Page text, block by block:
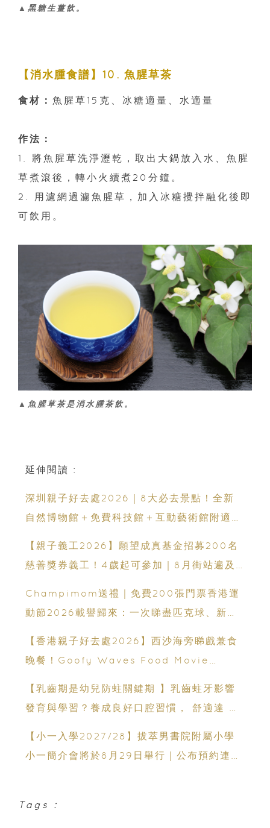
▲黑糖生薑飲。
【消水腫食譜】10. 魚腥草茶
食材： 魚腥草15克、冰糖適量、水適量
作法：
1. 將魚腥草洗淨瀝乾，取出大鍋放入水、魚腥
草煮滾後，轉小火續煮20分鐘。
2. 用濾網過濾魚腥草，加入冰糖攪拌融化後即
可飲用。
▲魚腥草茶是消水腫茶飲。
延伸閱讀 :
深圳親子好去處2026｜8大必去景點！全新
自然博物館＋免費科技館＋互動藝術館附適合
【親子義工2026】願望成真基金招募200名
慈善獎券義工！4歲起可參加｜8月街站遍及
Champimom送禮｜免費200張門票香港運
動節2026載譽歸來：一次睇盡匹克球、新興
【香港親子好去處2026】西沙海旁睇戲兼食
晚餐！Goofy Waves Food Movie
【乳齒期是幼兒防蛀關鍵期 】乳齒蛀牙影響
發育與學習？養成良好口腔習慣， 舒適達 強
【小一入學2027/28】拔萃男書院附屬小學
小一簡介會將於8月29日舉行｜公布預約連結
Tags :